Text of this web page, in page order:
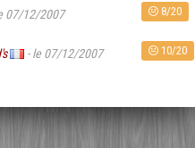
07/12/2007 8/20
- le 07/12/2007 10/20